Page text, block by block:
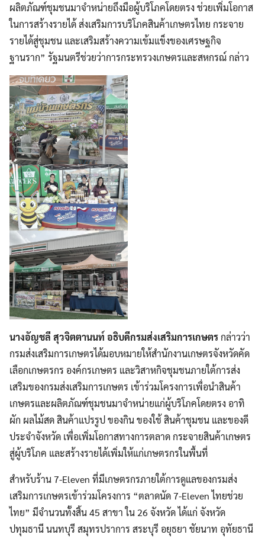
ผลิตภัณฑ์ชุมชนมาจำหน่ายถึงมือผู้บริโภคโดยตรง ช่วยเพิ่มโอกาส
ในการสร้างรายได้ ส่งเสริมการบริโภคสินค้าเกษตรไทย กระจาย
รายได้สู่ชุมชน และเสริมสร้างความเข้มแข็งของเศรษฐกิจ
ฐานราก” รัฐมนตรีช่วยว่าการกระทรวงเกษตรและสหกรณ์ กล่าว
นางอัญชลี สุวจิตตานนท์ อธิบดีกรมส่งเสริมการเกษตรกล่าวว่า
กรมส่งเสริมการเกษตรได้มอบหมายให้สำนักงานเกษตรจังหวัดคัด
เลือกเกษตรกร องค์กรเกษตร และวิสาหกิจชุมชนภายใต้การส่ง
เสริมของกรมส่งเสริมการเกษตร เข้าร่วมโครงการเพื่อนำสินค้า
เกษตรและผลิตภัณฑ์ชุมชนมาจำหน่ายแก่ผู้บริโภคโดยตรง อาทิ
ผัก ผลไม้สด สินค้าแปรรูป ของกิน ของใช้ สินค้าชุมชน และของดี
ประจำจังหวัด เพื่อเพิ่มโอกาสทางการตลาด กระจายสินค้าเกษตร
สู่ผู้บริโภค และสร้างรายได้เพิ่มให้แก่เกษตรกรในพื้นที่
สำหรับร้าน 7-Eleven ที่มีเกษตรกรภายใต้การดูแลของกรมส่ง
เสริมการเกษตรเข้าร่วมโครงการ “ตลาดนัด 7-Eleven ไทยช่วย
ไทย” มีจำนวนทั้งสิ้น 45 สาขา ใน 26 จังหวัด ได้แก่ จังหวัด
ปทุมธานี นนทบุรี สมุทรปราการ สระบุรี อยุธยา ชัยนาท อุทัยธานี